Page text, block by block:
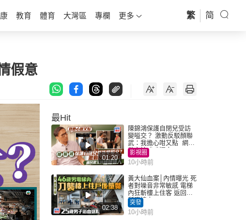
教育 體育 大灣區 專欄 更多 繁 简
假意
最Hit
01:20
陳錦鴻保護自閉兒受訪
變嗌交？ 激動反駁顏聯
武：我擔心咁又點 網民
批主持咄咄逼人
影視圈
10小時前
02:38
黃大仙血案│內情曝光 死
者對噪音非常敏感 電梯
內狂斬樓上住客 返回住
所墮樓亡
突發
10小時前